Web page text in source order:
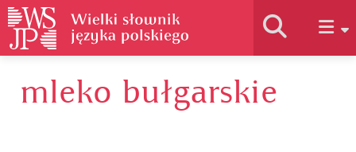
Historia słownika
mleko bułgarskie